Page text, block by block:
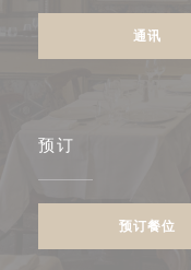
通讯
预订
预订餐位